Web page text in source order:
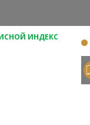
ИНДЕКС